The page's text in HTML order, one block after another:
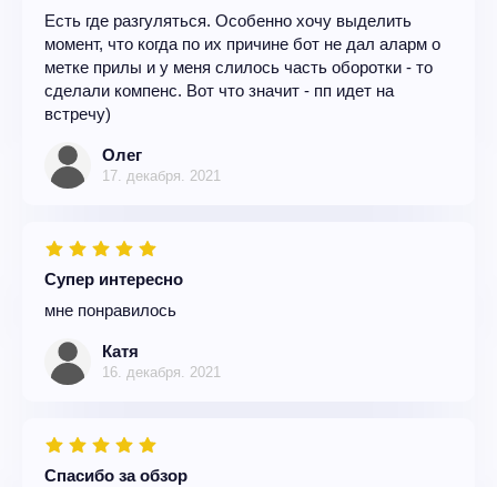
Есть где разгуляться. Особенно хочу выделить
момент, что когда по их причине бот не дал аларм о
метке прилы и у меня слилось часть оборотки - то
сделали компенс. Вот что значит - пп идет на
встречу)
Олег
17. декабря. 2021
Супер интересно
мне понравилось
Катя
16. декабря. 2021
Спасибо за обзор